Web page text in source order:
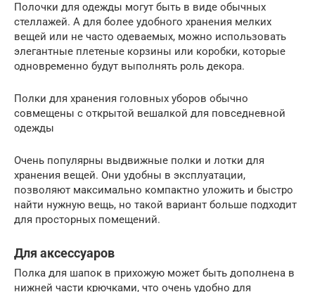
Полочки для одежды могут быть в виде обычных
стеллажей. А для более удобного хранения мелких
вещей или не часто одеваемых, можно использовать
элегантные плетеные корзины или коробки, которые
одновременно будут выполнять роль декора.
Полки для хранения головных уборов обычно
совмещены с открытой вешалкой для повседневной
одежды
Очень популярны выдвижные полки и лотки для
хранения вещей. Они удобны в эксплуатации,
позволяют максимально компактно уложить и быстро
найти нужную вещь, но такой вариант больше подходит
для просторных помещений.
Для аксессуаров
Полка для шапок в прихожую может быть дополнена в
нижней части крючками, что очень удобно для